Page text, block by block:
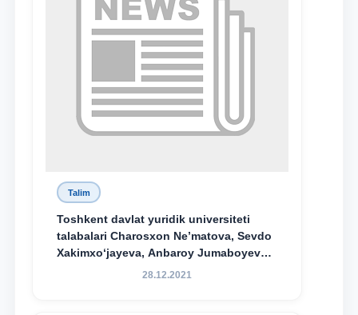
Talim
Toshkent davlat yuridik universiteti
talabalari Charosxon Ne’matova, Sevdo
Xakimxo‘jayeva, Anbaroy Jumaboyeva
hamda TDYU qoshidagi M.S.Vosiqova
28.12.2021